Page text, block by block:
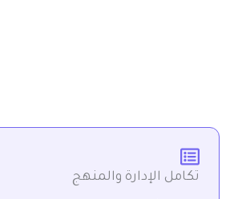
تكامل الإدارة والمنهج